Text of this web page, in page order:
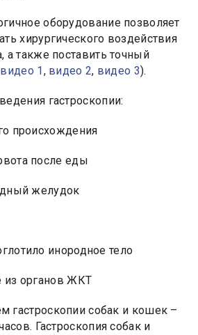
оборудование позволяет
хирургического воздействия
а также поставить точный
видео 1, видео 2, видео 3).
гастроскопии:
происхождения
после еды
желудок
инородное тело
из органов ЖКТ
гастроскопии собак и кошек –
Гастроскопия собак и